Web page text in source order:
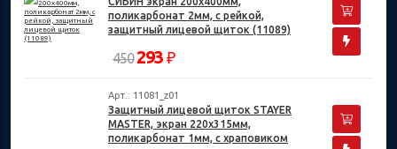
поликарбонат 2мм, с рейкой,
защитный лицевой щиток (11089)
450 293 ₽
Арт.: 11081_z01
Защитный лицевой щиток STAYER
MASTER, экран 220х315мм,
поликарбонат 1мм, с храповиком